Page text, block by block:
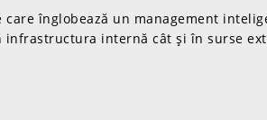
care înglobează un management
internă cât și în surse